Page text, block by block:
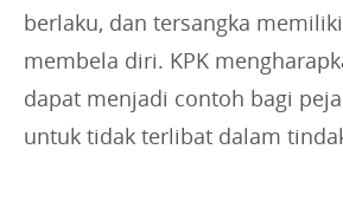
berlaku, dan tersangka
membela diri. KPK
dapat menjadi contoh bagi
untuk tidak terlibat dalam